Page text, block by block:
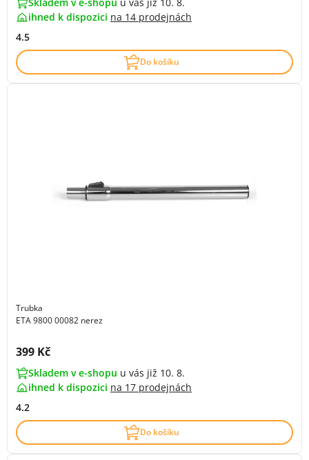
ihned k dispozici na 14 prodejnách
4.5
Do košíku
Trubka
ETA 9800 00082 nerez
Cena s DPH:
399 Kč
Skladem v e-shopu u vás již 10. 8.
ihned k dispozici na 17 prodejnách
4.2
Do košíku